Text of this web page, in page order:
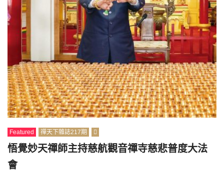
Featured 禪天下雜誌217期
悟覺妙天禪師主持慈航觀音禪寺慈悲普度大法
會